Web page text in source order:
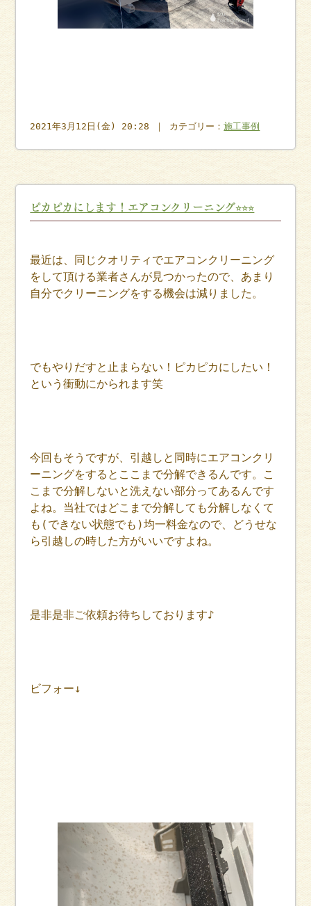
2021年3月12日(金) 20:28 ｜ カテゴリー：施工事例
ピカピカにします！エアコンクリーニング⭐︎⭐︎⭐︎
最近は、同じクオリティでエアコンクリーニング
をして頂ける業者さんが見つかったので、あまり
自分でクリーニングをする機会は減りました。
でもやりだすと止まらない！ピカピカにしたい！
という衝動にかられます笑
今回もそうですが、引越しと同時にエアコンクリ
ーニングをするとここまで分解できるんです。こ
こまで分解しないと洗えない部分ってあるんです
よね。当社ではどこまで分解しても分解しなくて
も(できない状態でも)均一料金なので、どうせな
ら引越しの時した方がいいですよね。
是非是非ご依頼お待ちしております♪
ビフォー↓